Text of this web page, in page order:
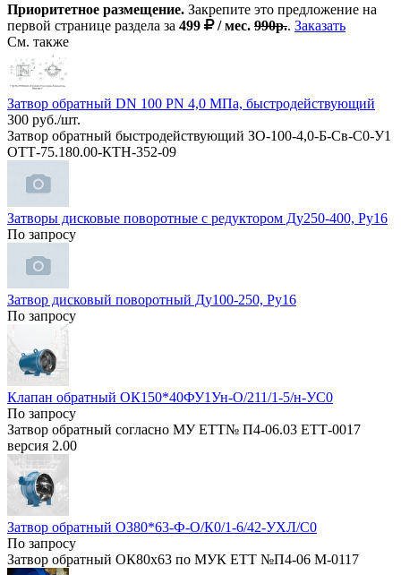
Приоритетное размещение. Закрепите это предложение на
первой странице раздела за 499 / мес. 990р.. Заказать
См. также
Затвор обратный DN 100 PN 4,0 МПа, быстродействующий
300 руб./шт.
Затвор обратный быстродействующий ЗО-100-4,0-Б-Св-С0-У1
ОТТ-75.180.00-КТН-352-09
Затворы дисковые поворотные с редуктором Ду250-400, Ру16
По запросу
Затвор дисковый поворотный Ду100-250, Ру16
По запросу
Клапан обратный ОК150*40ФУ1Ун-О/211/1-5/н-УС0
По запросу
Затвор обратный согласно МУ ЕТТ№ П4-06.03 ЕТТ-0017
версия 2.00
Затвор обратный ОЗ80*63-Ф-О/К0/1-6/42-УХЛ/С0
По запросу
Затвор обратный ОК80х63 по МУК ЕТТ №П4-06 М-0117